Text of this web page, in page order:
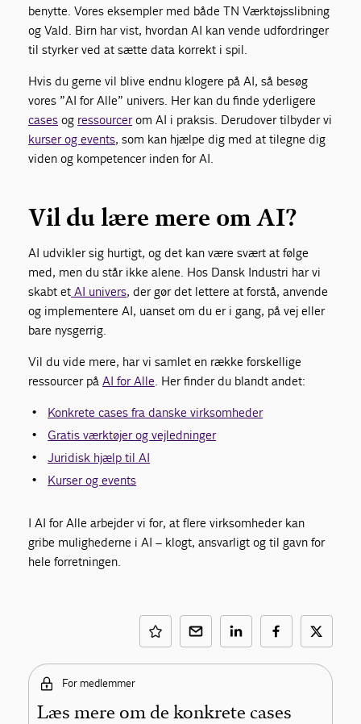
benytte. Vores eksempler med både TN Værktøjsslibning
og Vald. Birn har vist, hvordan AI kan vende udfordringer
til styrker ved at sætte data korrekt i spil.
Hvis du gerne vil blive endnu klogere på AI, så besøg
vores ”AI for Alle” univers. Her kan du finde yderligere
cases og ressourcerom AI i praksis. Derudover tilbyder vi
kurser og events, som kan hjælpe dig med at tilegne dig
viden og kompetencer inden for AI.
Vil du lære mere om AI?
AI udvikler sig hurtigt, og det kan være svært at følge
med, men du står ikke alene. Hos Dansk Industri har vi
skabt et AI univers, der gør det lettere at forstå, anvende
og implementere AI, uanset om du er i gang, på vej eller
bare nysgerrig.
Vil du vide mere, har vi samlet en række forskellige
ressourcer påAI for Alle . Her finder du blandt andet:
Konkrete cases fra danske virksomheder
Gratis værktøjer og vejledninger
Juridisk hjælp til AI
Kurser og events
I AI for Alle arbejder vi for, at flere virksomheder kan
gribe mulighederne i AI – klogt, ansvarligt og til gavn for
hele forretningen.
For medlemmer
Læs mere om de konkrete cases